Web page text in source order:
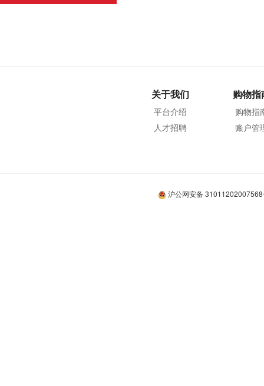
关于我们
平台介绍
人才招聘
购物指
购物指
账户管
沪公网安备 31011202007568